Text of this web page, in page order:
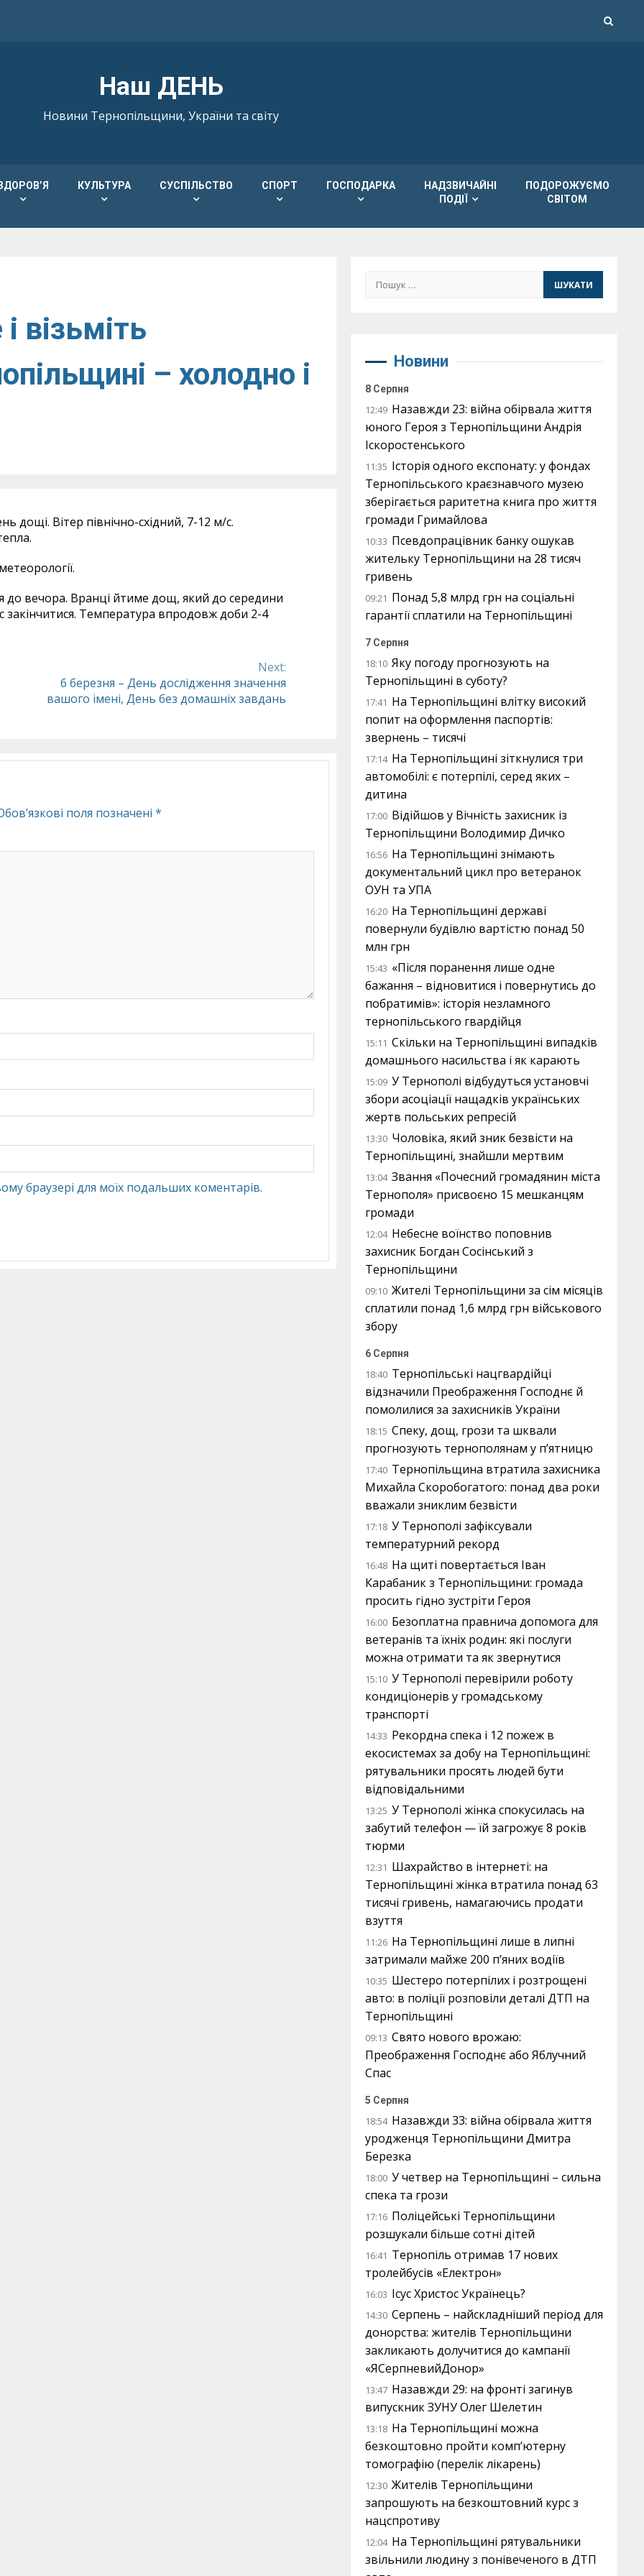
Наш ДЕНЬ
Новини Тернопільщини, України та світу
КУЛЬТУРА СУСПІЛЬСТВО СПОРТ ГОСПОДАРКА
НАДЗВИЧАЙНІ
ПОДІЇ
ПОДОРОЖУЄМО
СВІТОМ
візьміть
– холодно і
дощі. Вітер північно-східний, 7-12 м/с.
до вечора. Вранці йтиме дощ, який до середини
закінчитися. Температура впродовж доби 2-4
Next:
6 березня – День дослідження значення
вашого імені, День без домашніх завдань
поля позначені *
браузері для моїх подальших коментарів.
Пошук:
Новини
8 Серпня
12:49 Назавжди 23: війна обірвала життя
юного Героя з Тернопільщини Андрія
Іскоростенського
11:35 Історія одного експонату: у фондах
Тернопільського краєзнавчого музею
зберігається раритетна книга про життя
громади Гримайлова
10:33 Псевдопрацівник банку ошукав
жительку Тернопільщини на 28 тисяч
гривень
09:21 Понад 5,8 млрд грн на соціальні
гарантії сплатили на Тернопільщині
7 Серпня
18:10 Яку погоду прогнозують на
Тернопільщині в суботу?
17:41 На Тернопільщині влітку високий
попит на оформлення паспортів:
звернень – тисячі
17:14 На Тернопільщині зіткнулися три
автомобілі: є потерпілі, серед яких –
дитина
17:00 Відійшов у Вічність захисник із
Тернопільщини Володимир Дичко
16:56 На Тернопільщині знімають
документальний цикл про ветеранок
ОУН та УПА
16:20 На Тернопільщині державі
повернули будівлю вартістю понад 50
млн грн
15:43 «Після поранення лише одне
бажання – відновитися і повернутись до
побратимів»: історія незламного
тернопільського гвардійця
15:11 Скільки на Тернопільщині випадків
домашнього насильства і як карають
15:09 У Тернополі відбудуться установчі
збори асоціації нащадків українських
жертв польських репресій
13:30 Чоловіка, який зник безвісти на
Тернопільщині, знайшли мертвим
13:04 Звання «Почесний громадянин міста
Тернополя» присвоєно 15 мешканцям
громади
12:04 Небесне воїнство поповнив
захисник Богдан Сосінський з
Тернопільщини
09:10 Жителі Тернопільщини за сім місяців
сплатили понад 1,6 млрд грн військового
збору
6 Серпня
18:40 Тернопільські нацгвардійці
відзначили Преображення Господнє й
помолилися за захисників України
18:15 Спеку, дощ, грози та шквали
прогнозують тернополянам у п’ятницю
17:40 Тернопільщина втратила захисника
Михайла Скоробогатого: понад два роки
вважали зниклим безвісти
17:18 У Тернополі зафіксували
температурний рекорд
16:48 На щиті повертається Іван
Карабаник з Тернопільщини: громада
просить гідно зустріти Героя
16:00 Безоплатна правнича допомога для
ветеранів та їхніх родин: які послуги
можна отримати та як звернутися
15:10 У Тернополі перевірили роботу
кондиціонерів у громадському
транспорті
14:33 Рекордна спека і 12 пожеж в
екосистемах за добу на Тернопільщині:
рятувальники просять людей бути
відповідальними
13:25 У Тернополі жінка спокусилась на
забутий телефон — їй загрожує 8 років
тюрми
12:31 Шахрайство в інтернеті: на
Тернопільщині жінка втратила понад 63
тисячі гривень, намагаючись продати
взуття
11:26 На Тернопільщині лише в липні
затримали майже 200 п’яних водіїв
10:35 Шестеро потерпілих і розтрощені
авто: в поліції розповіли деталі ДТП на
Тернопільщині
09:13 Свято нового врожаю:
Преображення Господнє або Яблучний
Спас
5 Серпня
18:54 Назавжди 33: війна обірвала життя
уродженця Тернопільщини Дмитра
Березка
18:00 У четвер на Тернопільщині – сильна
спека та грози
17:16 Поліцейські Тернопільщини
розшукали більше сотні дітей
16:41 Тернопіль отримав 17 нових
тролейбусів «Електрон»
16:03 Ісус Христос Українець?
14:30 Серпень – найскладніший період для
донорства: жителів Тернопільщини
закликають долучитися до кампанії
«ЯСерпневийДонор»
13:47 Назавжди 29: на фронті загинув
випускник ЗУНУ Олег Шелетин
13:18 На Тернопільщині можна
безкоштовно пройти комп’ютерну
томографію (перелік лікарень)
12:30 Жителів Тернопільщини
запрошують на безкоштовний курс з
нацспротиву
12:04 На Тернопільщині рятувальники
звільнили людину з понівеченого в ДТП